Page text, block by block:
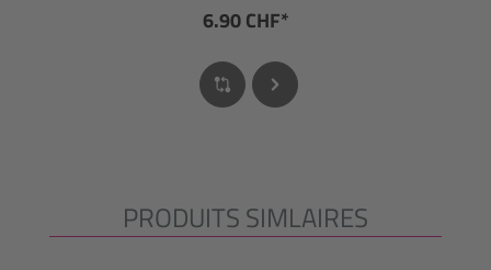
6.90 CHF*
Ignorer la galerie de produits
PRODUITS SIMLAIRES